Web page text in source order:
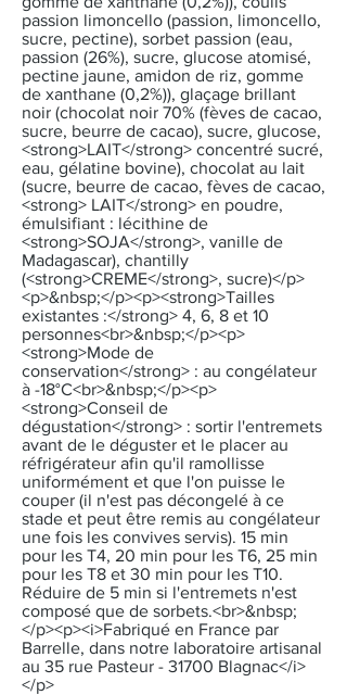
passion limoncello (passion, limoncello,
sucre, pectine), sorbet passion (eau,
passion (26%), sucre, glucose atomisé,
pectine jaune, amidon de riz, gomme
de xanthane (0,2%)), glaçage brillant
noir (chocolat noir 70% (fèves de cacao,
sucre, beurre de cacao), sucre, glucose,
<strong>LAIT</strong> concentré sucré,
eau, gélatine bovine), chocolat au lait
(sucre, beurre de cacao, fèves de cacao,
<strong> LAIT</strong> en poudre,
émulsifiant : lécithine de
<strong>SOJA</strong>, vanille de
Madagascar), chantilly
(<strong>CREME</strong>, sucre)</p>
<p>&nbsp;</p><p><strong>Tailles
existantes :</strong> 4, 6, 8 et 10
personnes<br>&nbsp;</p><p>
<strong>Mode de
conservation</strong> : au congélateur
à -18°C<br>&nbsp;</p><p>
<strong>Conseil de
dégustation</strong> : sortir l'entremets
avant de le déguster et le placer au
réfrigérateur afin qu'il ramollisse
uniformément et que l'on puisse le
couper (il n'est pas décongelé à ce
stade et peut être remis au congélateur
une fois les convives servis). 15 min
pour les T4, 20 min pour les T6, 25 min
pour les T8 et 30 min pour les T10.
Réduire de 5 min si l'entremets n'est
composé que de sorbets.<br>&nbsp;
</p><p><i>Fabriqué en France par
Barrelle, dans notre laboratoire artisanal
au 35 rue Pasteur - 31700 Blagnac</i>
</p>